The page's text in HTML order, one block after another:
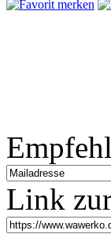
merken
Link